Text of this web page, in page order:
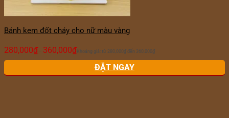
Bánh kem đốt cháy cho nữ màu vàng
280,000₫ – 360,000₫ Khoảng giá: từ 280,000₫ đến 360,000₫
ĐẶT NGAY